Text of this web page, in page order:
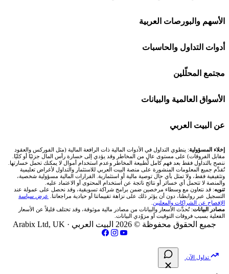
افاتريد AvaTrade
اكسنس Exness
منصة بينانس
اكس تي بي XTB
انتراكتيف بروكرز IBKR
شركات تداول في السعودية
شركات تداول في الإمارات
شركات تداول في الكويت
شركات تداول في قطر
شركات تداول في الأردن
شركات تداول في العراق
شركات تداول في فلسطين
الأسهم والبورصات العربية
🌍 كل البورصات العربية
🇸🇦 السوق السعودية
🇦🇪 أسواق الإمارات
🇪🇬 البورصة المصرية
🇶🇦 بورصة قطر
🇯🇴 بورصة عمّان
🇧🇭 بورصة البحرين
أدوات التداول والحاسبات
🕌 حاسبة الزكاة
💱 محول العملات
🧮 حاسبة حجم اللوت
📊 حاسبة قيمة النقطة
💰 حاسبة ربح الفوركس
📌 حاسبة النقاط المحورية
📏 حاسبة حجم المركز
📈 حاسبة عائد التداول
مجتمع المحلّلين
🧱 حائط المجتمع
🏆 لوحة المحلّلين
✍️ اكتب تحليلك
الأسواق العالمية والبيانات
🌐 المؤشرات العالمية
🥇 سعر الذهب اليوم
🥇 أسعار الذهب والمعادن
💱 أسعار العملات والفوركس
💵 سعر الريال السعودي في مصر
📅 المؤشرات الاقتصادية
عن البيت العربي
من نحن
تواصل معنا
فريق المؤلفين
مقالات تعليمية
سياسة تقييم الشركات
إخلاء المسؤولية: ينطوي التداول في الأدوات المالية ذات الرافعة المالية (مثل الفوركس والعقود
مقابل الفروقات) على مستوى عالٍ من المخاطر وقد يؤدي إلى خسارة رأس المال جزئيًا أو كليًا.
ننصح بالتداول فقط بعد فهم كامل لطبيعة المخاطر وعدم استخدام أموال لا يمكنك تحمل خسارتها.
تُقدَّم جميع المعلومات المنشورة على منصة البيت العربي للاستثمار والتداول لأغراض تعليمية
وتثقيفية فقط، ولا تمثل بأي حال توصية مالية أو استثمارية. القرارات المالية مسؤولية شخصية،
والمنصة لا تتحمل أي خسائر أو نتائج ناتجة عن استخدام المحتوى أو الاعتماد عليه.
تنويه: قد نتعاون مع وسطاء مرخصين ضمن برامج شراكة تسويقية، وقد نحصل على عمولة عند
التسجيل عبر روابطنا، دون أن يؤثر ذلك على نزاهة تقييماتنا أو حيادية مراجعاتنا. عرض سياسة
الإفصاح عن الشراكات والمعلنين
مصادر البيانات: تُحدَّث الأسعار والبيانات من مصادر مالية موثوقة، وقد تختلف قليلاً عن الأسعار
الفعلية بسبب فروقات التوقيت أو مزوّدي البيانات.
جميع الحقوق محفوظة © 2026 البيت العربي · Arabix Ltd, UK
تداول الآن